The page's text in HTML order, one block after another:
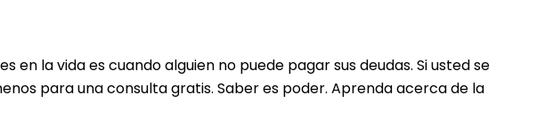
en la vida es cuando alguien no puede pagar sus deudas. Si usted se
para una consulta gratis. Saber es poder. Aprenda acerca de la